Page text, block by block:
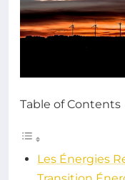
Table of Contents
Les Énergies